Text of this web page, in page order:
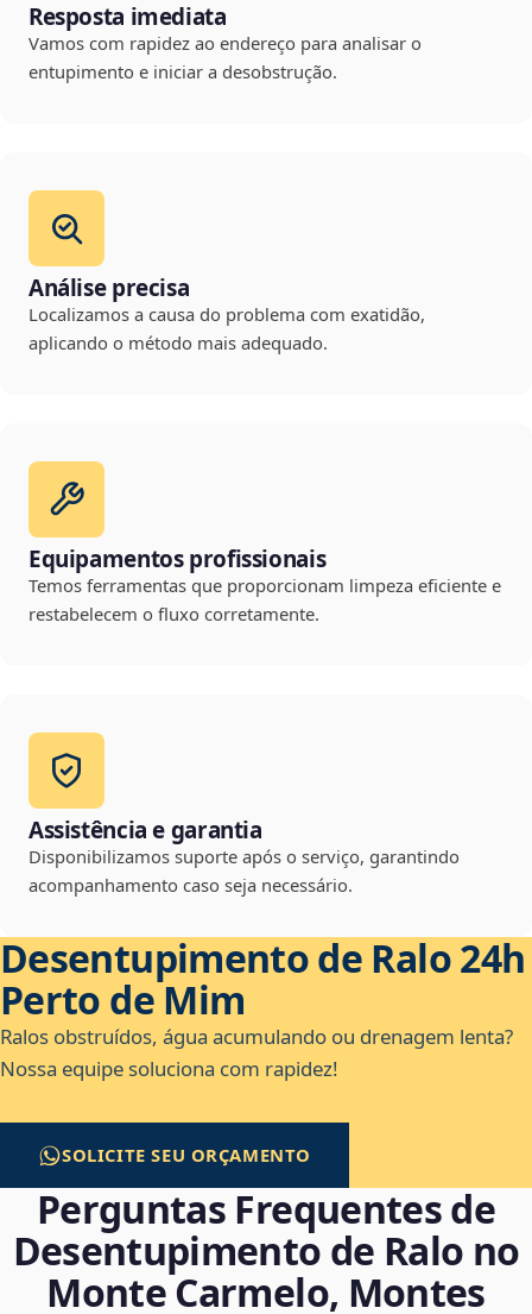
Resposta imediata
Vamos com rapidez ao endereço para analisar o
entupimento e iniciar a desobstrução.
Análise precisa
Localizamos a causa do problema com exatidão,
aplicando o método mais adequado.
Equipamentos profissionais
Temos ferramentas que proporcionam limpeza eficiente e
restabelecem o fluxo corretamente.
Assistência e garantia
Disponibilizamos suporte após o serviço, garantindo
acompanhamento caso seja necessário.
Desentupimento de Ralo 24h
Perto de Mim
Ralos obstruídos, água acumulando ou drenagem lenta?
Nossa equipe soluciona com rapidez!
SOLICITE SEU ORÇAMENTO
Perguntas Frequentes de
Desentupimento de Ralo no
Monte Carmelo, Montes